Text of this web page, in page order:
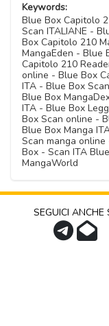
Keywords:
Blue Box Capitolo
Scan ITALIANE -
Box Capitolo 210
MangaEden - Blue
Capitolo 210
online - Blue Box
ITA - Blue Box
Blue Box
ITA - Blue Box
Box Scan online -
Blue Box Manga
Scan manga
Box - Scan ITA
MangaWorld
SEGUICI ANCHE